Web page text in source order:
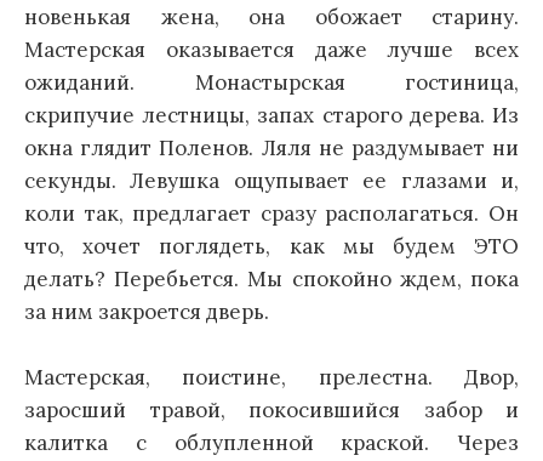
новенькая жена, она обожает старину.
Мастерская оказывается даже лучше всех
ожиданий. Монастырская гостиница,
скрипучие лестницы, запах старого дерева. Из
окна глядит Поленов. Ляля не раздумывает ни
секунды. Левушка ощупывает ее глазами и,
коли так, предлагает сразу располагаться. Он
что, хочет поглядеть, как мы будем ЭТО
делать? Перебьется. Мы спокойно ждем, пока
за ним закроется дверь.
Мастерская, поистине, прелестна. Двор,
заросший травой, покосившийся забор и
калитка с облупленной краской. Через